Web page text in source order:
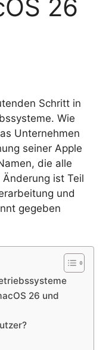
26
Schritt in
Wie
Unternehmen
seiner Apple
die alle
ist Teil
und
gegeben
26 und